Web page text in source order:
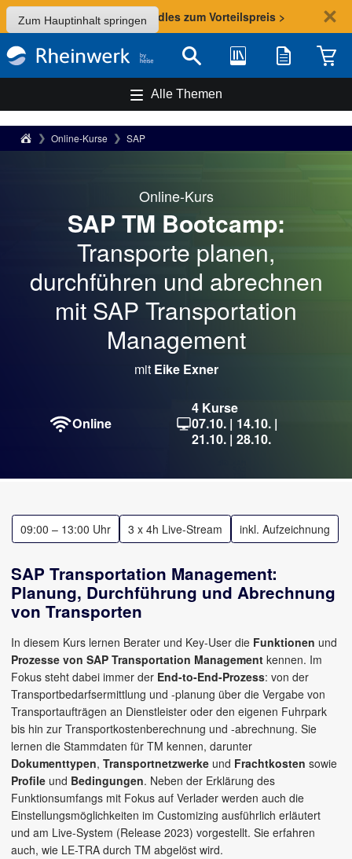
Zum Hauptinhalt springen
Sommer-Aktion: Bundles zum Vorteilspreis >
Suche Bibliothek Merkliste
Alle Themen
Rheinwerk Verlag
Online-Kurse SAP
Online-Kurs
SAP TM Bootcamp:
Transporte planen,
durchführen und abrechnen
mit SAP Transportation
Management
mit Eike Exner
Online
4 Kurse
07.10. | 14.10. |
21.10. | 28.10.
09:00 – 13:00 Uhr 3 x 4h Live-Stream inkl. Aufzeichnung
SAP Transportation Management:
Planung, Durchführung und Abrechnung
von Transporten
In diesem Kurs lernen Berater und Key-User die Funktionen und
Prozesse von SAP Transportation Management kennen. Im
Fokus steht dabei immer der End-to-End-Prozess: von der
Transport­bedarfsermittlung und -planung über die Vergabe von
Transportaufträgen an Dienstleister oder den eigenen Fuhrpark
bis hin zur Transportkostenberechnung und -abrechnung. Sie
lernen die Stammdaten für TM kennen, darunter
Dokumenttypen, Transportnetzwerke und Frachtkosten sowie
Profile und Bedingungen. Neben der Erklärung des
Funktionsumfangs mit Fokus auf Verlader werden auch die
Einstellungsmöglichkeiten im Customizing ausführlich erläutert
und am Live-System (Release 2023) vorgestellt. Sie erfahren
auch, wie LE-TRA durch TM abgelöst wird.